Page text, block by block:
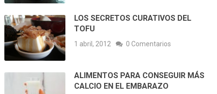
LOS SECRETOS CURATIVOS DEL
TOFU
1 abril, 2012 0 Comentarios
ALIMENTOS PARA CONSEGUIR MÁS
CALCIO EN EL EMBARAZO